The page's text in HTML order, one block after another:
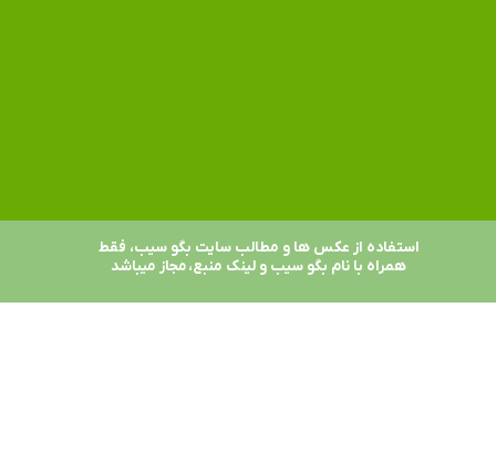
استفاده از عکس ها و مطالب سایت بگو سیب، فقط
همراه با نام بگو سیب و لینک منبع، مجاز میباشد